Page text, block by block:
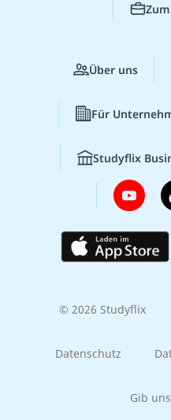
Über uns
Für
Studyflix
© 2026 Studyflix
Datenschutz
Gib